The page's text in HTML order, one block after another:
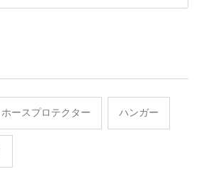
ホースプロテクター ハンガー